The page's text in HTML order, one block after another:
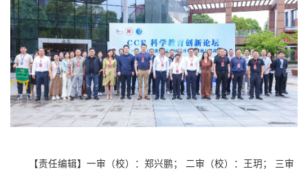
【责任编辑】一审（校）：郑兴鹏； 二审（校）：王玥； 三审